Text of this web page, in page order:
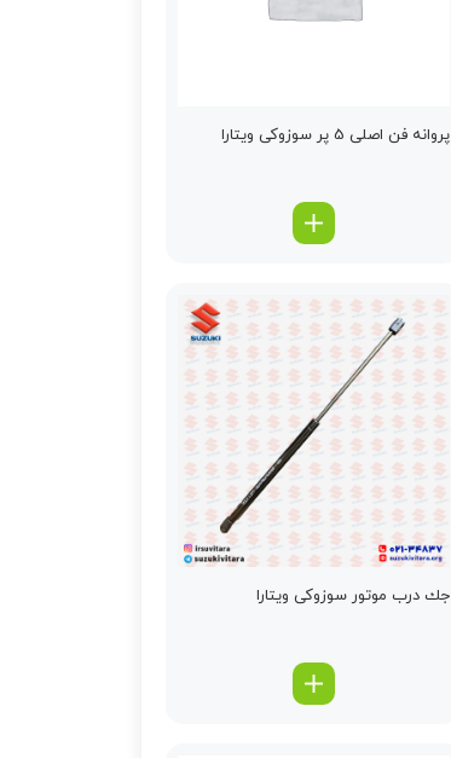
پروانه فن اصلی 5 پر سوزوکی ویتارا
جك درب موتور سوزوکی ویتارا